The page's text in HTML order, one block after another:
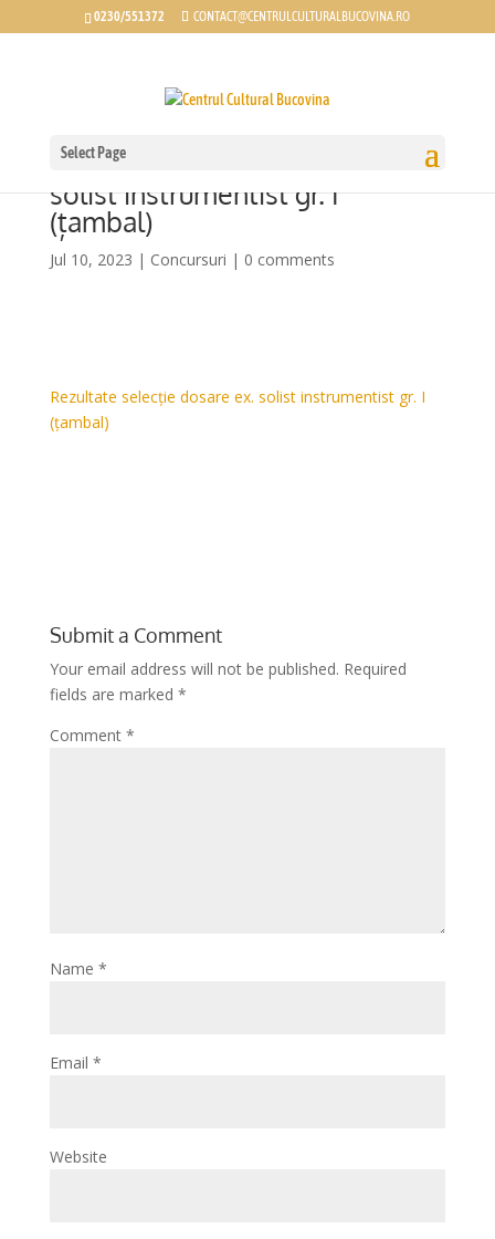
0230/551372 CONTACT@CENTRULCULTURALBUCOVINA.RO
Select Page
Rezultate selecție dosare ex.
solist instrumentist gr. I
(țambal)
Jul 10, 2023 | Concursuri | 0 comments
Rezultate selecție dosare ex. solist instrumentist gr. I
(țambal)
Submit a Comment
Your email address will not be published. Required
fields are marked *
Comment *
Name *
Email *
Website